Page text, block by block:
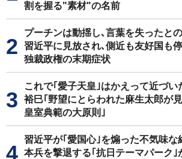
割を握る"素材"の名前
プーチンは動揺し､言葉を失ったと
習近平に見放され､側近も友好国も
独裁政権の末期症状
これで｢愛子天皇｣はかえって近づ
裕巳｢野望にとらわれた麻生太郎が
皇室典範の大原則｣
習近平が｢愛国心｣を煽った不気味な
本兵を撃退する｢抗日テーマパーク｣